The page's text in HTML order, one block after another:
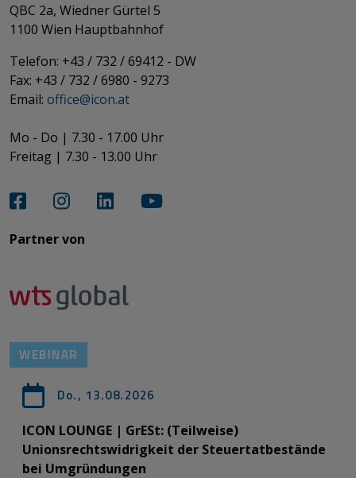
QBC 2a, Wiedner Gürtel 5
​​​​​​​1100 Wien Hauptbahnhof
Telefon: +43 / 732 / 69412 - DW
Fax: +43 / 732 / 6980 - 9273
​​​​​​​Email: office@­icon.at
Mo - Do | 7.30 - 17.00 Uhr
Freitag | 7.30 - 13.00 Uhr​​​​​​​
Partner von​​​​​​
WEBINAR
Do., 13.08.2026
ICON LOUNGE | GrESt: (Teilweise)
Unionsrechtswidrigkeit der Steuertatbestände
bei Umgründungen